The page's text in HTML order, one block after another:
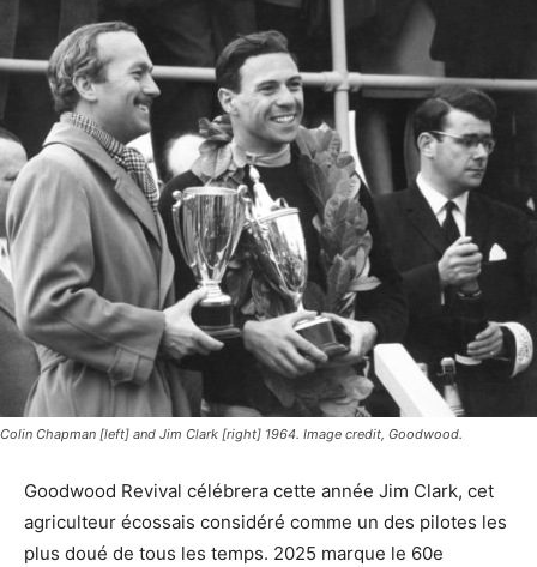
Colin Chapman [left] and Jim Clark [right] 1964. Image credit, Goodwood.
Goodwood Revival célébrera cette année Jim Clark, cet
agriculteur écossais considéré comme un des pilotes les
plus doué de tous les temps. 2025 marque le 60e